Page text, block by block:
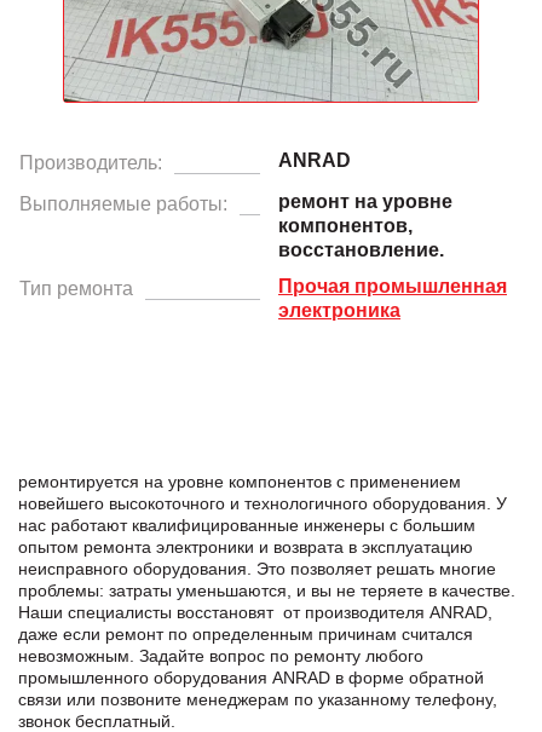
Производитель: ANRAD
Выполняемые работы:
ремонт на уровне
компонентов,
восстановление.
Тип ремонта
Прочая промышленная
электроника
ремонтируется на уровне компонентов с применением
новейшего высокоточного и технологичного оборудования. У
нас работают квалифицированные инженеры с большим
опытом ремонта электроники и возврата в эксплуатацию
неисправного оборудования. Это позволяет решать многие
проблемы: затраты уменьшаются, и вы не теряете в качестве.
Наши специалисты восстановят от производителя ANRAD,
даже если ремонт по определенным причинам считался
невозможным. Задайте вопрос по ремонту любого
промышленного оборудования ANRAD в формe обратной
связи или позвоните менеджерам по указанному телефону,
звонок бесплатный.